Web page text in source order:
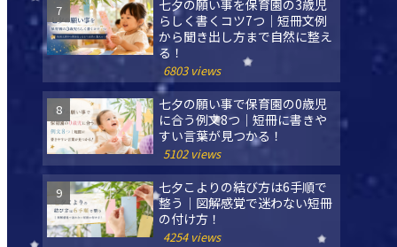
七夕の願い事を保育園の3歳児
らしく書くコツ7つ｜短冊文例
から聞き出し方まで自然に整え
る！
6803 views
七夕の願い事で保育園の0歳児
に合う例文8つ｜短冊に書きや
すい言葉が見つかる！
5102 views
七夕こよりの結び方は6手順で
整う｜図解感覚で迷わない短冊
の付け方！
4254 views